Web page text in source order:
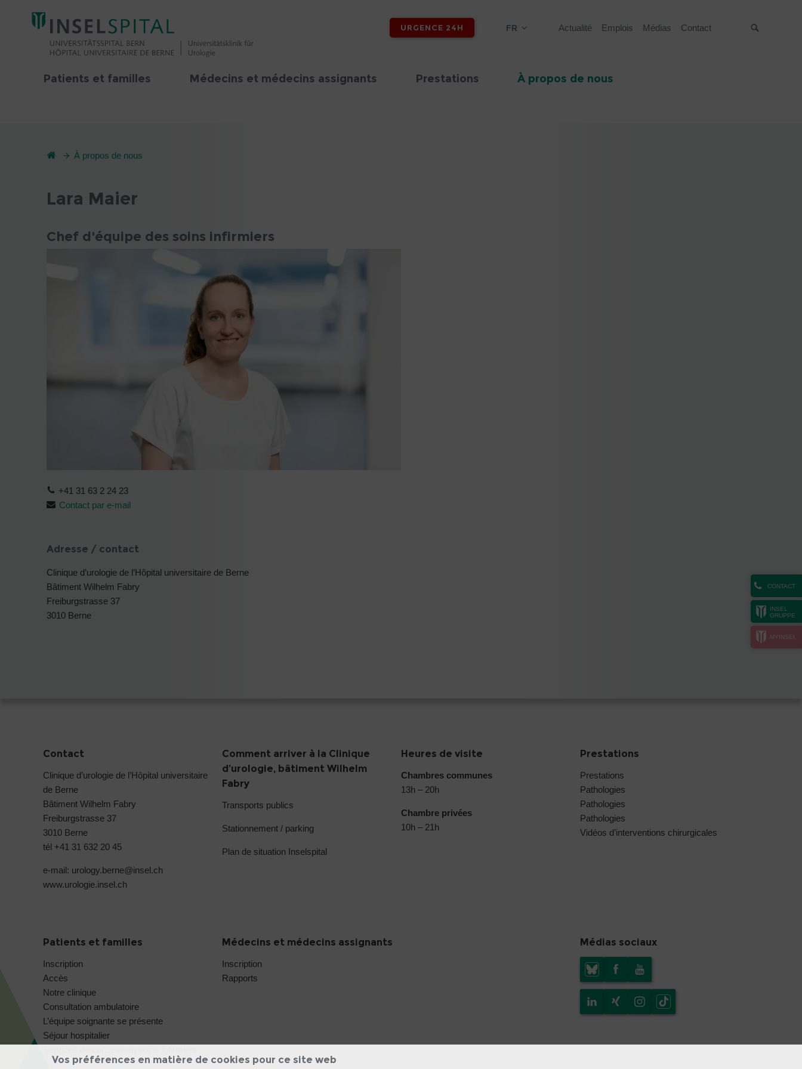
URGENCE 24H FR Actualité Emplois Médias Contact
Patients et familles Médecins et médecins assignants Prestations À propos de nous
CONTACT
INSEL
GRUPPE
MYINSEL
À propos de nous
Lara Maier
Chef d'équipe des soins infirmiers
+41 31 63 2 24 23
Contact par e-mail
Adresse / contact
Clinique d’urologie de l’Hôpital universitaire de Berne
Bâtiment Wilhelm Fabry
Freiburgstrasse 37
3010 Berne
Contact
Clinique d’urologie de l’Hôpital universitaire
de Berne
Bâtiment Wilhelm Fabry
Freiburgstrasse 37
3010 Berne
tél +41 31 632 20 45
e-mail: urology.berne@insel.ch
www.urologie.insel.ch
Comment arriver à la Clinique
d’urologie, bâtiment Wilhelm
Fabry
Transports publics
Stationnement / parking
Plan de situation Inselspital
Heures de visite
Chambres communes
13h – 20h
Chambre privées
10h – 21h
Prestations
Prestations
Pathologies
Pathologies
Pathologies
Vidéos d’interventions chirurgicales
Patients et familles
Inscription
Accès
Notre clinique
Consultation ambulatoire
L’équipe soignante se présente
Séjour hospitalier
Médecins et médecins assignants
Inscription
Rapports
Médias sociaux
Vos préférences en matière de cookies pour ce site web